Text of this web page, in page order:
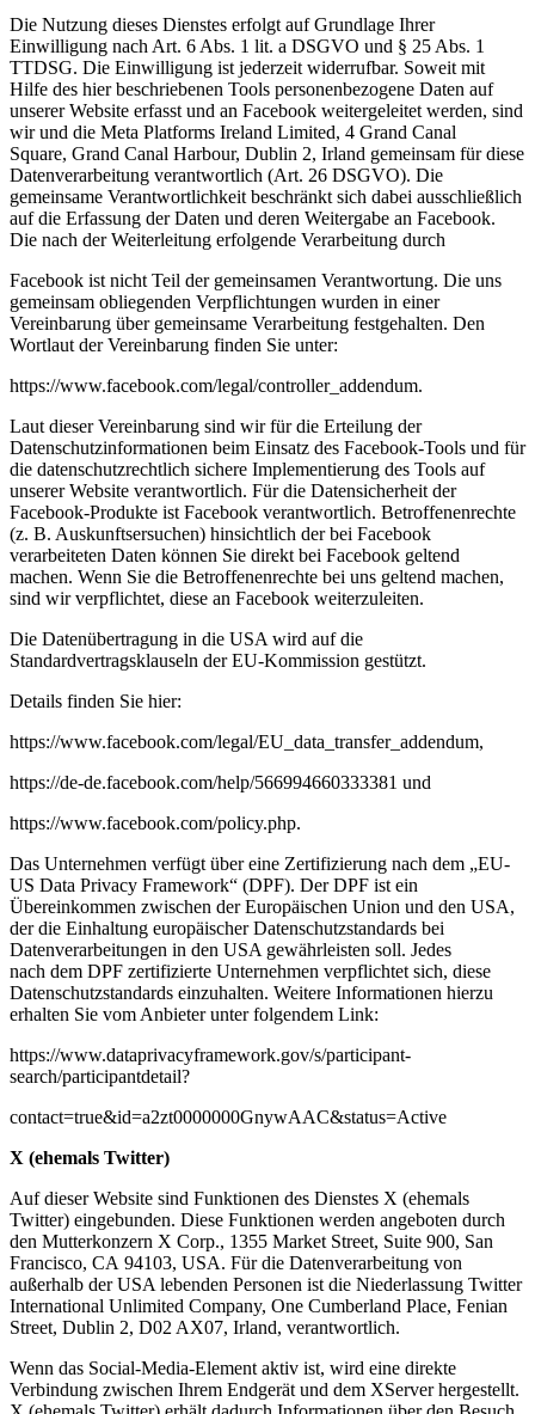
Die Nutzung dieses Dienstes erfolgt auf Grundlage Ihrer
Einwilligung nach Art. 6 Abs. 1 lit. a DSGVO und § 25 Abs. 1
TTDSG. Die Einwilligung ist jederzeit widerrufbar. Soweit mit
Hilfe des hier beschriebenen Tools personenbezogene Daten auf
unserer Website erfasst und an Facebook weitergeleitet werden, sind
wir und die Meta Platforms Ireland Limited, 4 Grand Canal
Square, Grand Canal Harbour, Dublin 2, Irland gemeinsam für diese
Datenverarbeitung verantwortlich (Art. 26 DSGVO). Die
gemeinsame Verantwortlichkeit beschränkt sich dabei ausschließlich
auf die Erfassung der Daten und deren Weitergabe an Facebook.
Die nach der Weiterleitung erfolgende Verarbeitung durch
Facebook ist nicht Teil der gemeinsamen Verantwortung. Die uns
gemeinsam obliegenden Verpflichtungen wurden in einer
Vereinbarung über gemeinsame Verarbeitung festgehalten. Den
Wortlaut der Vereinbarung finden Sie unter:
https://www.facebook.com/legal/controller_addendum.
Laut dieser Vereinbarung sind wir für die Erteilung der
Datenschutzinformationen beim Einsatz des Facebook-Tools und für
die datenschutzrechtlich sichere Implementierung des Tools auf
unserer Website verantwortlich. Für die Datensicherheit der
Facebook-Produkte ist Facebook verantwortlich. Betroffenenrechte
(z. B. Auskunftsersuchen) hinsichtlich der bei Facebook
verarbeiteten Daten können Sie direkt bei Facebook geltend
machen. Wenn Sie die Betroffenenrechte bei uns geltend machen,
sind wir verpflichtet, diese an Facebook weiterzuleiten.
Die Datenübertragung in die USA wird auf die
Standardvertragsklauseln der EU-Kommission gestützt.
Details finden Sie hier:
https://www.facebook.com/legal/EU_data_transfer_addendum,
https://de-de.facebook.com/help/566994660333381 und
https://www.facebook.com/policy.php.
Das Unternehmen verfügt über eine Zertifizierung nach dem „EU-
US Data Privacy Framework“ (DPF). Der DPF ist ein
Übereinkommen zwischen der Europäischen Union und den USA,
der die Einhaltung europäischer Datenschutzstandards bei
Datenverarbeitungen in den USA gewährleisten soll. Jedes
nach dem DPF zertifizierte Unternehmen verpflichtet sich, diese
Datenschutzstandards einzuhalten. Weitere Informationen hierzu
erhalten Sie vom Anbieter unter folgendem Link:
https://www.dataprivacyframework.gov/s/participant-
search/participantdetail?
contact=true&id=a2zt0000000GnywAAC&status=Active
X (ehemals Twitter)
Auf dieser Website sind Funktionen des Dienstes X (ehemals
Twitter) eingebunden. Diese Funktionen werden angeboten durch
den Mutterkonzern X Corp., 1355 Market Street, Suite 900, San
Francisco, CA 94103, USA. Für die Datenverarbeitung von
außerhalb der USA lebenden Personen ist die Niederlassung Twitter
International Unlimited Company, One Cumberland Place, Fenian
Street, Dublin 2, D02 AX07, Irland, verantwortlich.
Wenn das Social-Media-Element aktiv ist, wird eine direkte
Verbindung zwischen Ihrem Endgerät und dem XServer hergestellt.